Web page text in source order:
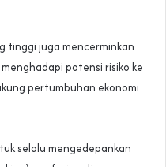
tinggi juga mencerminkan
potensi risiko ke
pertumbuhan ekonomi
selalu mengedepankan